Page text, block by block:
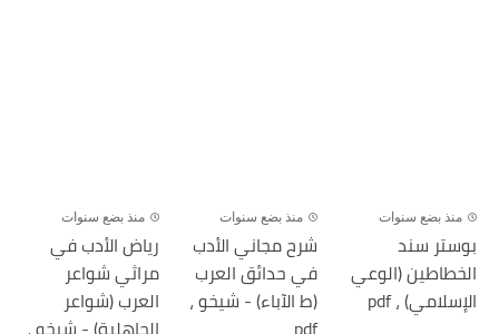
منذ بضع سنوات
بوستر سند
الخطاطين (الوعي
الإسلامي) ، pdf
منذ بضع سنوات
شرح مجاني الأدب
في حدائق العرب
(ط الآباء) - شيخو ،
منذ بضع سنوات
رياض الأدب في
مراثي شواعر
العرب (شواعر